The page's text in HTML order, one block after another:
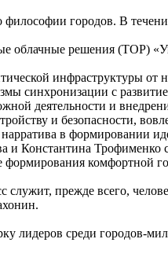
городов. В
облачные решения (ТОР)
инфраструктуры от
синхронизации с
деятельности и
и безопасности,
в формировании
Константина Трофименко
комфортной
прежде всего,
лидеров среди городов-